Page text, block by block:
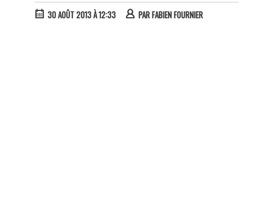
30 AOÛT 2013 À 12:33 PARFABIEN FOURNIER